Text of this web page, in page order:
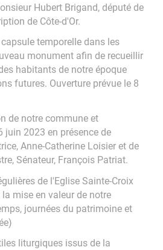
Hubert Brigand, député de
de Côte-d'Or.
temporelle dans les
monument afin de recueillir
habitants de notre époque
futures. Ouverture prévue le 8
de notre commune et
juin 2023 en présence de
Anne-Catherine Loisier et de
Sénateur, François Patriat.
de l'Eglise Sainte-Croix
mise en valeur de notre
journées du patrimoine et
liturgiques issus de la